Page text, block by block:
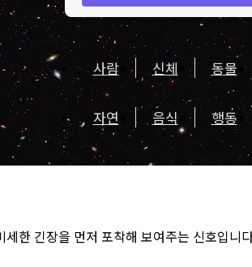
사람 신체 동물
자연 음식 행동
한 긴장을 먼저 포착해 보여주는 신호입